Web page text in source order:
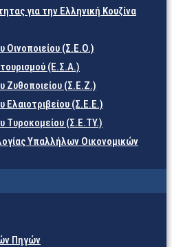
για την Ελληνική Κουζίνα
Οινοποιείου (Σ.Ε.Ο.)
(Ε.Σ.Α.)
Ζυθοποιείου (Σ.Ε.Ζ.)
Ελαιοτριβείου (Σ.Ε.Ε.)
Τυροκομείου (Σ.Ε.TY.)
Υπαλλήλων Οικονομικών
Πηγών